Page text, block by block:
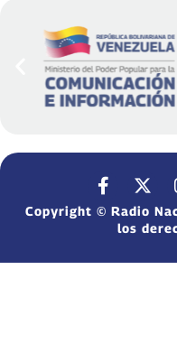
Copyright © Radio
los